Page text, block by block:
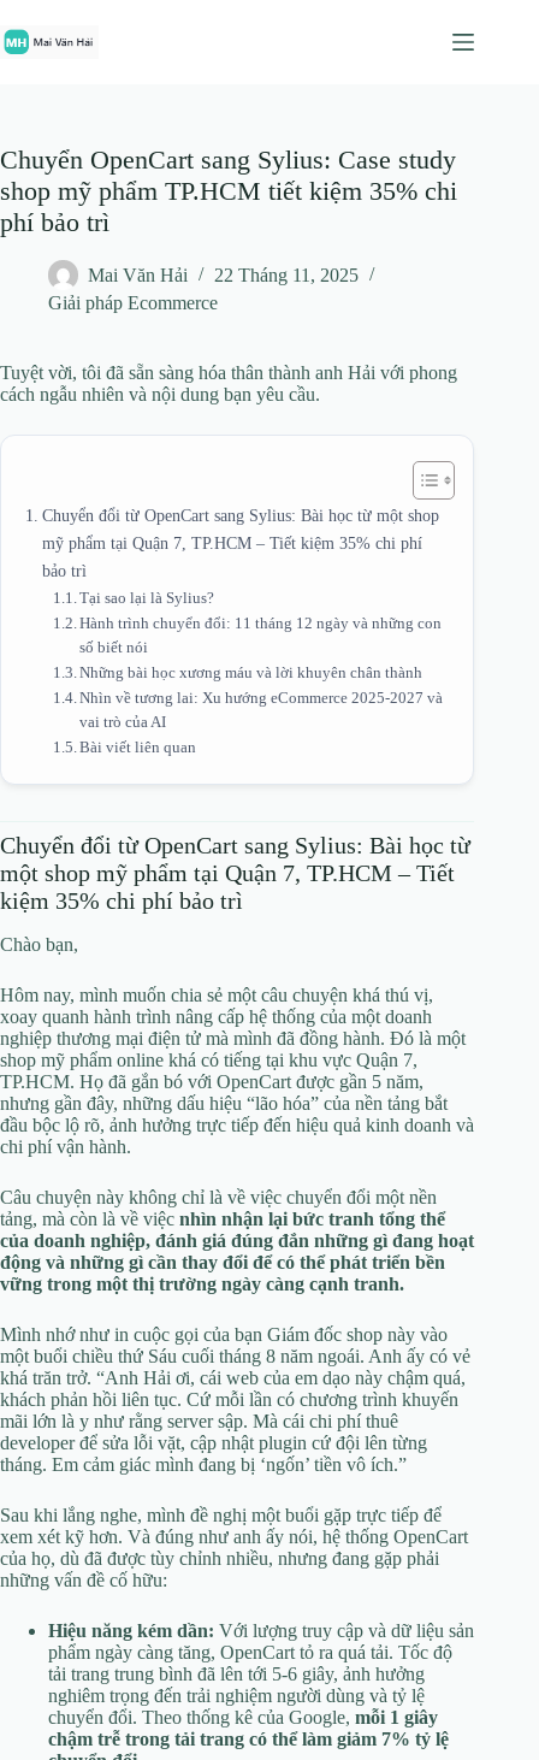
đến
phần
Chuyển OpenCart sang Sylius: Case study
shop mỹ phẩm TP.HCM tiết kiệm 35% chi
phí bảo trì
Mai Văn Hải
22 Tháng 11, 2025
Giải pháp Ecommerce
Tuyệt vời, tôi đã sẵn sàng hóa thân thành anh Hải với phong
cách ngẫu nhiên và nội dung bạn yêu cầu.
Chuyển đổi từ OpenCart sang Sylius: Bài học từ một shop
mỹ phẩm tại Quận 7, TP.HCM – Tiết kiệm 35% chi phí
bảo trì
Tại sao lại là Sylius?
Hành trình chuyển đổi: 11 tháng 12 ngày và những con
số biết nói
Những bài học xương máu và lời khuyên chân thành
Nhìn về tương lai: Xu hướng eCommerce 2025-2027 và
vai trò của AI
Bài viết liên quan
Chuyển đổi từ OpenCart sang Sylius: Bài học từ
một shop mỹ phẩm tại Quận 7, TP.HCM – Tiết
kiệm 35% chi phí bảo trì
Chào bạn,
Hôm nay, mình muốn chia sẻ một câu chuyện khá thú vị,
xoay quanh hành trình nâng cấp hệ thống của một doanh
nghiệp thương mại điện tử mà mình đã đồng hành. Đó là một
shop mỹ phẩm online khá có tiếng tại khu vực Quận 7,
TP.HCM. Họ đã gắn bó với OpenCart được gần 5 năm,
nhưng gần đây, những dấu hiệu “lão hóa” của nền tảng bắt
đầu bộc lộ rõ, ảnh hưởng trực tiếp đến hiệu quả kinh doanh và
chi phí vận hành.
Câu chuyện này không chỉ là về việc chuyển đổi một nền
tảng, mà còn là về việc nhìn nhận lại bức tranh tổng thể
của doanh nghiệp, đánh giá đúng đắn những gì đang hoạt
động và những gì cần thay đổi để có thể phát triển bền
vững trong một thị trường ngày càng cạnh tranh.
Mình nhớ như in cuộc gọi của bạn Giám đốc shop này vào
một buổi chiều thứ Sáu cuối tháng 8 năm ngoái. Anh ấy có vẻ
khá trăn trở. “Anh Hải ơi, cái web của em dạo này chậm quá,
khách phản hồi liên tục. Cứ mỗi lần có chương trình khuyến
mãi lớn là y như rằng server sập. Mà cái chi phí thuê
developer để sửa lỗi vặt, cập nhật plugin cứ đội lên từng
tháng. Em cảm giác mình đang bị ‘ngốn’ tiền vô ích.”
Sau khi lắng nghe, mình đề nghị một buổi gặp trực tiếp để
xem xét kỹ hơn. Và đúng như anh ấy nói, hệ thống OpenCart
của họ, dù đã được tùy chỉnh nhiều, nhưng đang gặp phải
những vấn đề cố hữu:
Hiệu năng kém dần: Với lượng truy cập và dữ liệu sản
phẩm ngày càng tăng, OpenCart tỏ ra quá tải. Tốc độ
tải trang trung bình đã lên tới 5-6 giây, ảnh hưởng
nghiêm trọng đến trải nghiệm người dùng và tỷ lệ
chuyển đổi. Theo thống kê của Google, mỗi 1 giây
chậm trễ trong tải trang có thể làm giảm 7% tỷ lệ